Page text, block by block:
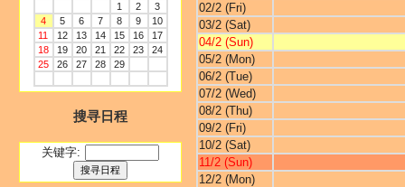
1
2
3
4
5 6 7 8 9
10
11
12 13 14 15 16
17
18
19 20 21 22 23
24
25
26 27 28 29
搜寻日程
关键字:
02/2 (Fri)
03/2 (Sat)
04/2 (Sun)
05/2 (Mon)
06/2 (Tue)
07/2 (Wed)
08/2 (Thu)
09/2 (Fri)
10/2 (Sat)
11/2 (Sun)
12/2 (Mon)